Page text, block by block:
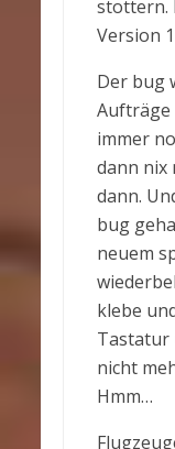
stottern.
Version
Der bug
Aufträge
immer
dann nix
dann.
bug
neuem
klebe
Tastatur
nicht
Hmm…